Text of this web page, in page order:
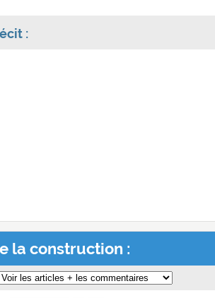
:
la construction :